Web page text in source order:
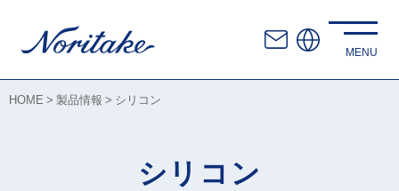
HOME 製品情報 シリコン
シリコン